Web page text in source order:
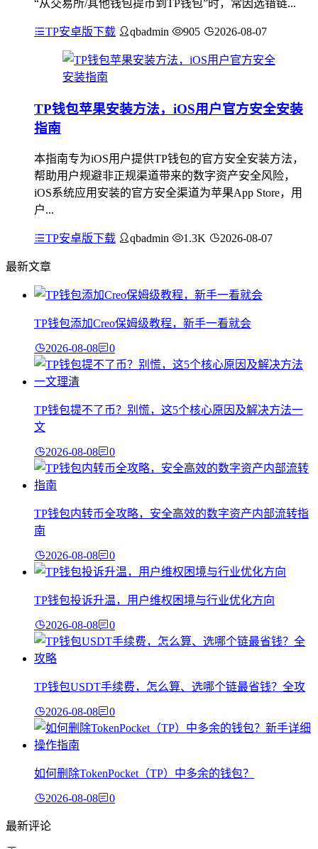
“从交易所/其他钱包提币到TP钱包”时，常因选错链...
TP安卓版下载 qbadmin 905 2026-08-07
TP钱包苹果安装方法，iOS用户官方安全安装
指南
本指南专为iOS用户提供TP钱包的官方安全安装方法，
帮助用户规避非正规渠道带来的数字资产安全风险，
iOS系统应用安装的官方安全渠道为苹果App Store，用
户...
TP安卓版下载 qbadmin 1.3K 2026-08-07
最新文章
TP钱包添加Creo保姆级教程，新手一看就会
2026-08-08 0
TP钱包提不了币？别慌，这5个核心原因及解决方法一
文
2026-08-08 0
TP钱包内转币全攻略，安全高效的数字资产内部流转指
南
2026-08-08 0
TP钱包投诉升温，用户维权困境与行业优化方向
2026-08-08 0
TP钱包USDT手续费，怎么算、选哪个链最省钱？全攻
2026-08-08 0
如何删除TokenPocket（TP）中多余的钱包？
2026-08-08 0
最新评论